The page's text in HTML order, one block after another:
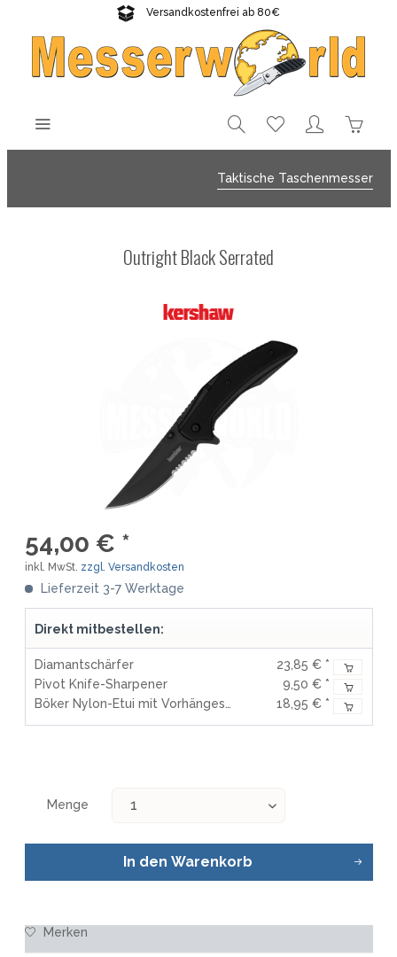
Versandkostenfrei ab 80€
Gratisversand sichern!
Taktische Taschenmesser
Outright Black Serrated
54,00 € *
inkl. MwSt. zzgl. Versandkosten
Lieferzeit 3-7 Werktage
Direkt mitbestellen:
Diamantschärfer
23,85 € *
Pivot Knife-Sharpener
9,50 € *
18,95 € *
Menge
In den Warenkorb
Merken